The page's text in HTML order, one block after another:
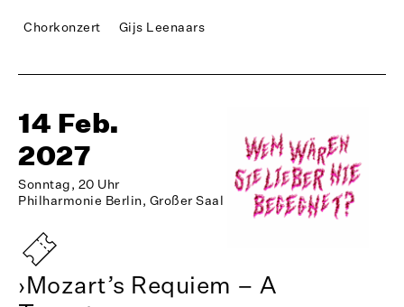
Chorkonzert Gijs Leenaars
14 Feb.
2027
Sonntag, 20 Uhr
Philharmonie Berlin, Großer Saal
›Mozart’s Requiem – A